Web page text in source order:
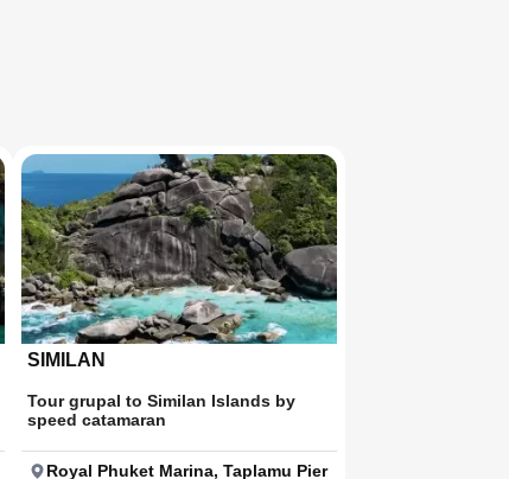
SIMILAN
Tour grupal to Similan Islands by
speed catamaran
Royal Phuket Marina, Taplamu Pier